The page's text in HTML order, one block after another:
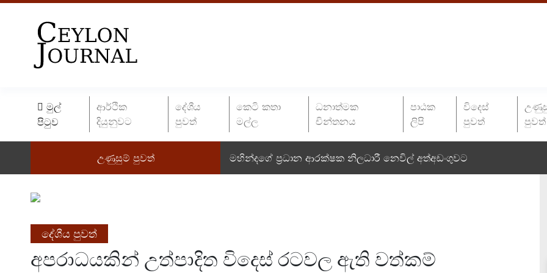
මුල්
පිටුව
ආර්ථික
දියුනුවට
දේශීය
පුවත්
කෙටි කතා
මල්ල
ධනාත්මක
චින්තනය
පාඨක
ලිපි
විදෙස්
පුවත්
පුවත්
උණුසුම් පුවත් මහින්දගේ ප්‍රධාන ආරක්ෂක නිලධාරී නෙවිල් අත්අඩංගුවට
දේශීය පුවත්
අපරාධයකින් උත්පාදිත විදෙස් රටවල ඇති වත්කම්